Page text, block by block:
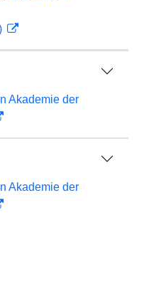
Akademie der
Akademie der